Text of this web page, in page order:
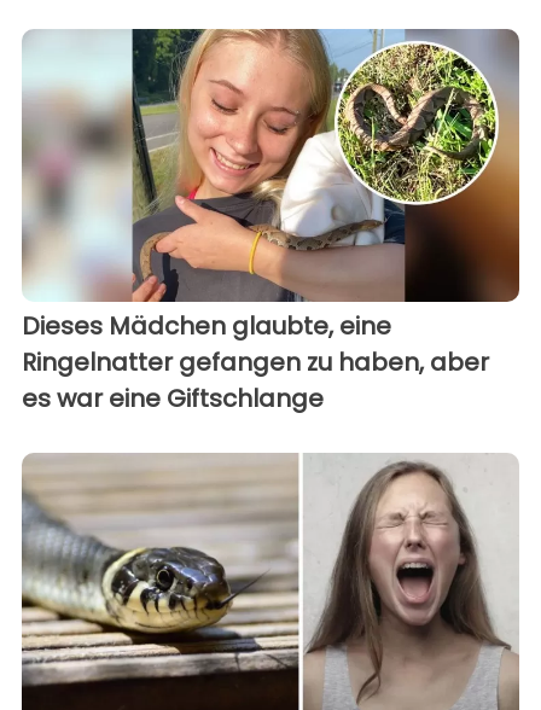
Dieses Mädchen glaubte, eine
Ringelnatter gefangen zu haben, aber
es war eine Giftschlange